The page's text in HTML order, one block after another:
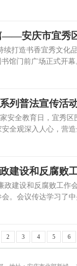
——安庆市宜秀
造书香宜秀文化
馆门前广场正式开
列普法宣传活
教育日，宜秀区围
全观深入人心，营
建设和反腐败
设和反腐败工作
。会议传达学习了
2 3 4 5 6